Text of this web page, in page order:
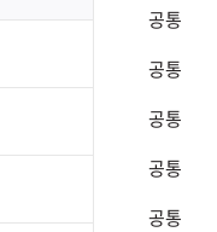
공통
공통
공통
공통
공통